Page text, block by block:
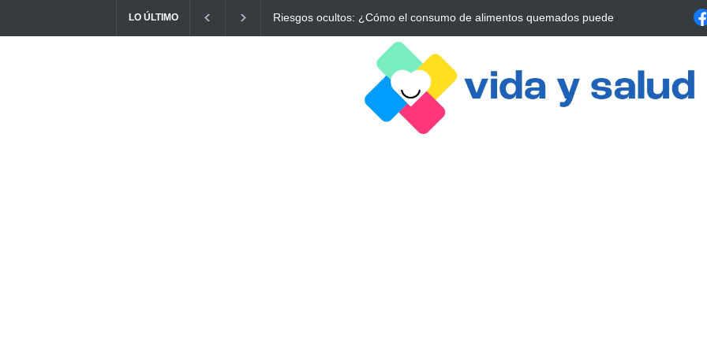
LO ÚLTIMO Ayuno Digital: La Estrategia Esencial para Mejorar tu Bienestar La conexión vital